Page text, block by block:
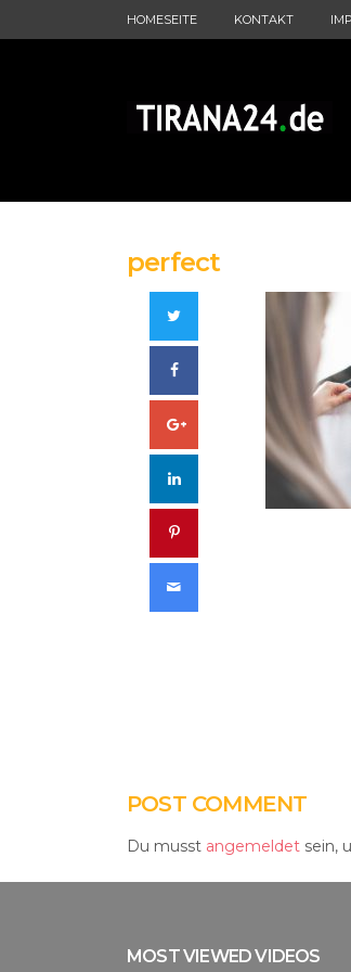
HOMESEITE KONTAKT
perfect
Google+
POST COMMENT
Du musst angemeldet sein,
MOST VIEWED VIDEOS